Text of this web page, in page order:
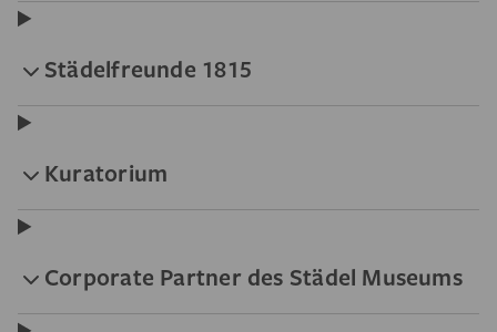
Städelfreunde 1815
Kuratorium
Corporate Partner des Städel Museums